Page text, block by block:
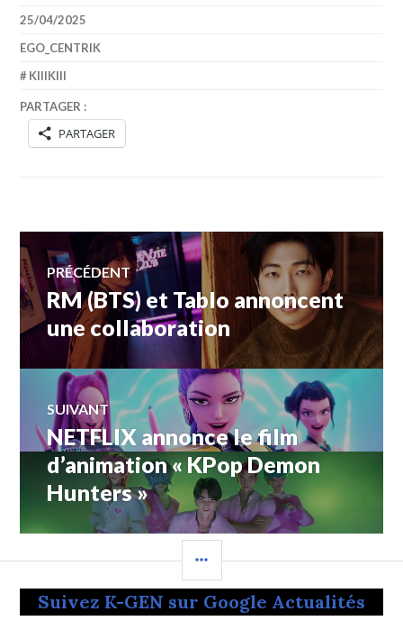
25/04/2025
EGO_CENTRIK
KIIIKIII
PARTAGER :
PARTAGER
Navigation
de
l’article
PRÉCÉDENT
Article
précédent :
RM (BTS) et Tablo annoncent
une collaboration
SUIVANT
Article
Suivant:
NETFLIX annonce le film
d’animation « KPop Demon
Hunters »
LATÉRALE
Suivez K-GEN sur Google Actualités